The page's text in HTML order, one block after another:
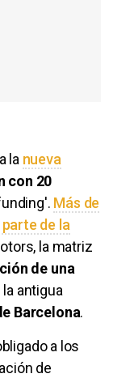
la nueva
con 20
Más de
de la
la matriz
de una
la antigua
Barcelona.
a los
de